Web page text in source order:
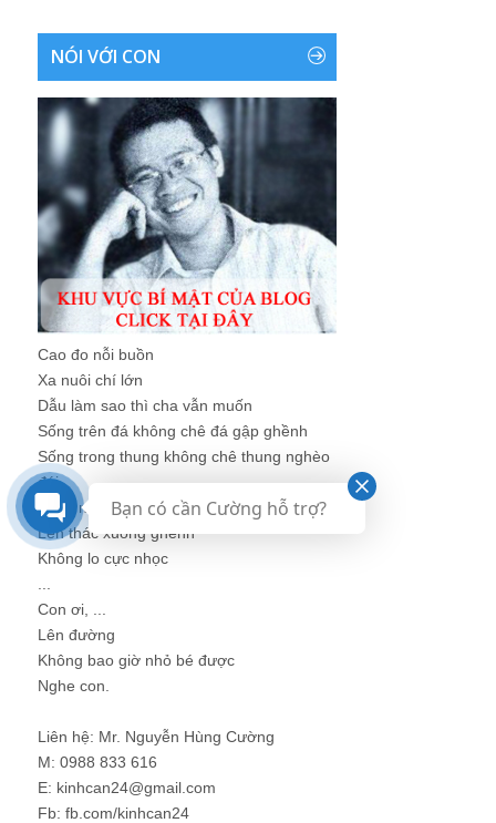
NÓI VỚI CON
Cao đo nỗi buồn
Xa nuôi chí lớn
Dẫu làm sao thì cha vẫn muốn
Sống trên đá không chê đá gập ghềnh
Sống trong thung không chê thung nghèo
đói
Sống như sông như suối
Lên thác xuống ghềnh
Không lo cực nhọc
Con ơi, ...
Lên đường
Không bao giờ nhỏ bé được
Nghe con.
Liên hệ: Mr. Nguyễn Hùng Cường
M: 0988 833 616
E: kinhcan24@gmail.com
Fb: fb.com/kinhcan24
Bạn có cần Cường hỗ trợ?